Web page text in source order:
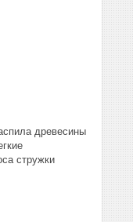
древесины
стружки